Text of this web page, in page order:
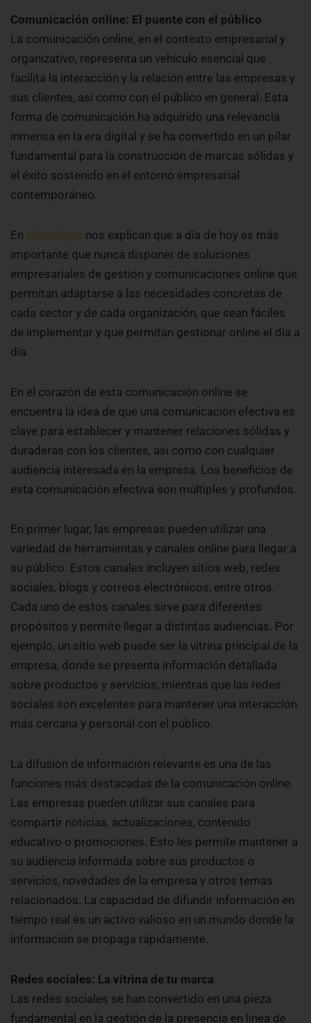
Comunicación online: El puente con el público
La comunicación online, en el contexto empresarial y
organizativo, representa un vehículo esencial que
facilita la interacción y la relación entre las empresas y
sus clientes, así como con el público en general. Esta
forma de comunicación ha adquirido una relevancia
inmensa en la era digital y se ha convertido en un pilar
fundamental para la construcción de marcas sólidas y
el éxito sostenido en el entorno empresarial
contemporáneo.
En Micrològic nos explican que a día de hoy es más
importante que nunca disponer de soluciones
empresariales de gestión y comunicaciones online que
permitan adaptarse a las necesidades concretas de
cada sector y de cada organización, que sean fáciles
de implementar y que permitan gestionar online el día a
día.
En el corazón de esta comunicación online se
encuentra la idea de que una comunicación efectiva es
clave para establecer y mantener relaciones sólidas y
duraderas con los clientes, así como con cualquier
audiencia interesada en la empresa. Los beneficios de
esta comunicación efectiva son múltiples y profundos.
En primer lugar, las empresas pueden utilizar una
variedad de herramientas y canales online para llegar a
su público. Estos canales incluyen sitios web, redes
sociales, blogs y correos electrónicos, entre otros.
Cada uno de estos canales sirve para diferentes
propósitos y permite llegar a distintas audiencias. Por
ejemplo, un sitio web puede ser la vitrina principal de la
empresa, donde se presenta información detallada
sobre productos y servicios, mientras que las redes
sociales son excelentes para mantener una interacción
más cercana y personal con el público.
La difusión de información relevante es una de las
funciones más destacadas de la comunicación online.
Las empresas pueden utilizar sus canales para
compartir noticias, actualizaciones, contenido
educativo o promociones. Esto les permite mantener a
su audiencia informada sobre sus productos o
servicios, novedades de la empresa y otros temas
relacionados. La capacidad de difundir información en
tiempo real es un activo valioso en un mundo donde la
información se propaga rápidamente.
Redes sociales: La vitrina de tu marca
Las redes sociales se han convertido en una pieza
fundamental en la gestión de la presencia en línea de